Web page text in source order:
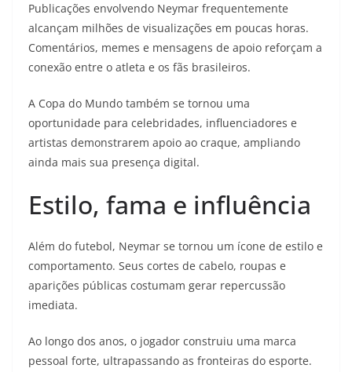
Publicações envolvendo Neymar frequentemente
alcançam milhões de visualizações em poucas horas.
Comentários, memes e mensagens de apoio reforçam a
conexão entre o atleta e os fãs brasileiros.
A Copa do Mundo também se tornou uma
oportunidade para celebridades, influenciadores e
artistas demonstrarem apoio ao craque, ampliando
ainda mais sua presença digital.
Estilo, fama e influência
Além do futebol, Neymar se tornou um ícone de estilo e
comportamento. Seus cortes de cabelo, roupas e
aparições públicas costumam gerar repercussão
imediata.
Ao longo dos anos, o jogador construiu uma marca
pessoal forte, ultrapassando as fronteiras do esporte.